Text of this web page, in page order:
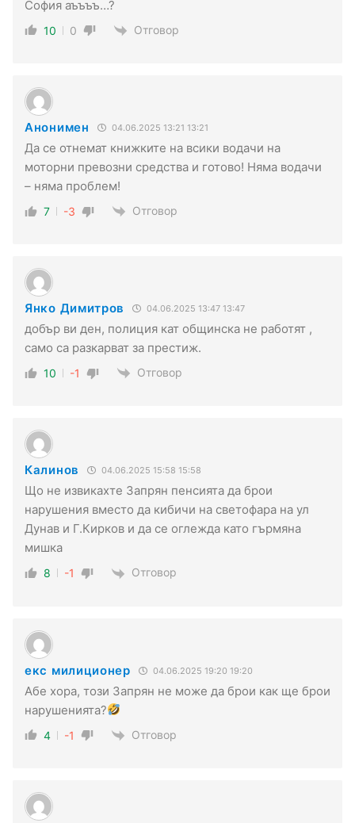
София аъъъъ…?
10 0 Отговор
Анонимен 04.06.2025 13:21 13:21
Да се отнемат книжките на всики водачи на
моторни превозни средства и готово! Няма водачи
– няма проблем!
7 -3 Отговор
Янко Димитров 04.06.2025 13:47 13:47
добър ви ден, полиция кат общинска не работят ,
само са разкарват за престиж.
10 -1 Отговор
Калинов 04.06.2025 15:58 15:58
Що не извикахте Запрян пенсията да брои
нарушения вместо да кибичи на светофара на ул
Дунав и Г.Кирков и да се оглежда като гърмяна
мишка
8 -1 Отговор
екс милиционер 04.06.2025 19:20 19:20
Абе хора, този Запрян не може да брои как ще брои
нарушенията?
4 -1 Отговор